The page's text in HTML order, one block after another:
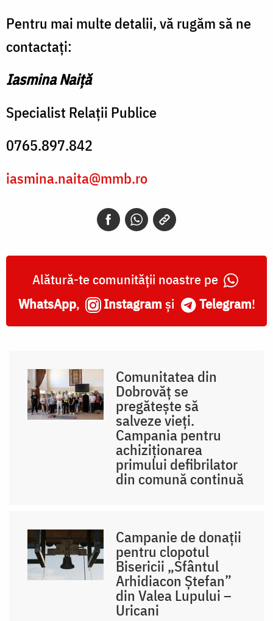
Pentru mai multe detalii, vă rugăm să ne
contactați:
Iasmina Naiță
Specialist Relații Publice
0765.897.842
iasmina.naita@mmb.ro
Alătură-te comunității noastre pe
WhatsApp, Instagram și Telegram!
Comunitatea din
Dobrovăț se
pregătește să
salveze vieți.
Campania pentru
achiziționarea
primului defibrilator
din comună continuă
Campanie de donații
pentru clopotul
Bisericii „Sfântul
Arhidiacon Ștefan”
din Valea Lupului –
Uricani